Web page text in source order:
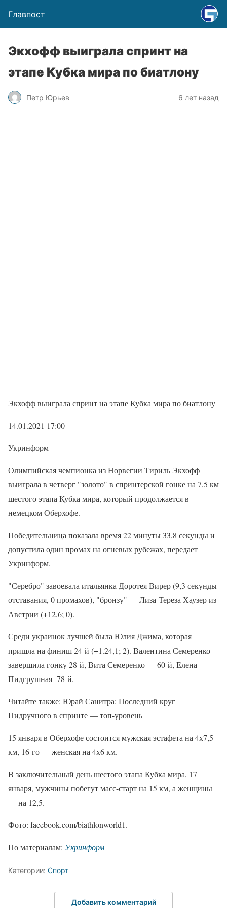
Главпост
Экхофф выиграла спринт на
этапе Кубка мира по биатлону
Петр Юрьев 6 лет назад
Экхофф выиграла спринт на этапе Кубка мира по биатлону
14.01.2021 17:00
Укринформ
Олимпийская чемпионка из Норвегии Тириль Экхофф
выиграла в четверг "золото" в спринтерской гонке на 7,5 км
шестого этапа Кубка мира, который продолжается в
немецком Оберхофе.
Победительница показала время 22 минуты 33,8 секунды и
допустила один промах на огневых рубежах, передает
Укринформ.
"Серебро" завоевала итальянка Доротея Вирер (9,3 секунды
отставания, 0 промахов), "бронзу" — Лиза-Тереза ​​Хаузер из
Австрии (+12,6; 0).
Среди украинок лучшей была Юлия Джима, которая
пришла на финиш 24-й (+1.24,1; 2). Валентина Семеренко
завершила гонку 28-й, Вита Семеренко — 60-й, Елена
Пидгрушная -78-й.
Читайте также: Юрай Санитра: Последний круг
Пидручного в спринте — топ-уровень
15 января в Оберхофе состоится мужская эстафета на 4х7,5
км, 16-го — женская на 4х6 км.
В заключительный день шестого этапа Кубка мира, 17
января, мужчины побегут масс-старт на 15 км, а женщины
— на 12,5.
Фото: facebook.com/biathlonworld1.
По материалам: Укринформ
Категории: Спорт
Добавить комментарий